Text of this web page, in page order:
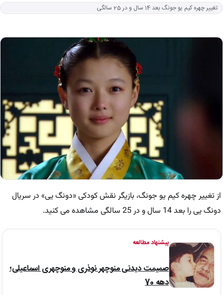
تغییر چهره کیم یو جونگ بعد 14 سال و در 25 سالگی
از تغییر چهره کیم یو جونگ، بازیگر نقش کودکی «دونگ یی» در سریال
دونگ یی را بعد 14 سال و در 25 سالگی مشاهده می کنید.
پیشنهاد مطالعه
صمیمت دیدنی منوچهر نوذری و منوچهری اسماعیلی؛
دهه 70